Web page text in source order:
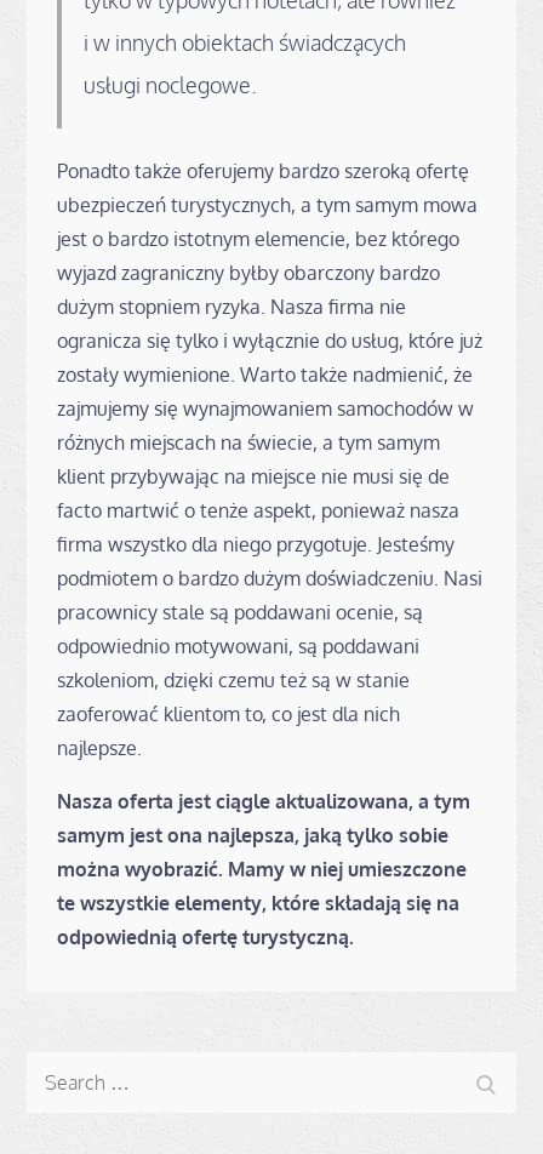
i w innych obiektach świadczących
usługi noclegowe.
Ponadto także oferujemy bardzo szeroką ofertę
ubezpieczeń turystycznych, a tym samym mowa
jest o bardzo istotnym elemencie, bez którego
wyjazd zagraniczny byłby obarczony bardzo
dużym stopniem ryzyka. Nasza firma nie
ogranicza się tylko i wyłącznie do usług, które już
zostały wymienione. Warto także nadmienić, że
zajmujemy się wynajmowaniem samochodów w
różnych miejscach na świecie, a tym samym
klient przybywając na miejsce nie musi się de
facto martwić o tenże aspekt, ponieważ nasza
firma wszystko dla niego przygotuje. Jesteśmy
podmiotem o bardzo dużym doświadczeniu. Nasi
pracownicy stale są poddawani ocenie, są
odpowiednio motywowani, są poddawani
szkoleniom, dzięki czemu też są w stanie
zaoferować klientom to, co jest dla nich
najlepsze.
Nasza oferta jest ciągle aktualizowana, a tym
samym jest ona najlepsza, jaką tylko sobie
można wyobrazić. Mamy w niej umieszczone
te wszystkie elementy, które składają się na
odpowiednią ofertę turystyczną.